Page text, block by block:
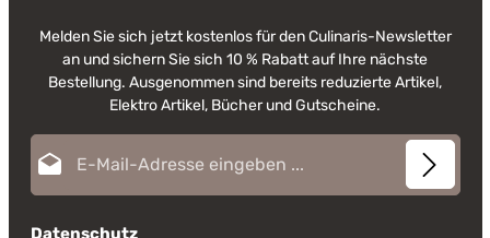
Melden Sie sich jetzt kostenlos für den Culinaris-Newsletter
an und sichern Sie sich 10 % Rabatt auf Ihre nächste
Bestellung. Ausgenommen sind bereits reduzierte Artikel,
Elektro Artikel, Bücher und Gutscheine.
Datenschutz